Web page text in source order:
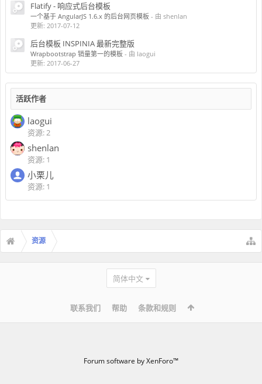
Flatify - 响应式后台模板
一个基于 AngularJS 1.6.x 的后台网页模板 - 由 shenlan
更新: 2017-07-12
后台模板 INSPINIA 最新完整版
Wrapbootstrap 销量第一的模板 - 由 laogui
更新: 2017-06-27
活跃作者
laogui
资源: 2
shenlan
资源: 1
小栗儿
资源: 1
资源
简体中文
联系我们 帮助 条款和规则
Forum software by XenForo™